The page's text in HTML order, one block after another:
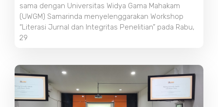
sama dengan Universitas Widya Gama Mahakam
(UWGM) Samarinda menyelenggarakan Workshop
“Literasi Jurnal dan Integritas Penelitian” pada Rabu,
29